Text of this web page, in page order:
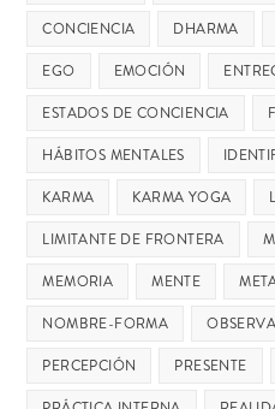
CONCIENCIA
DHARMA
EGO
EMOCIÓN
ESTADOS DE CONCIENCIA
HÁBITOS MENTALES
KARMA
KARMA YOGA
LIMITANTE DE FRONTERA
MEMORIA
MENTE
NOMBRE-FORMA
PERCEPCIÓN
PRESENTE